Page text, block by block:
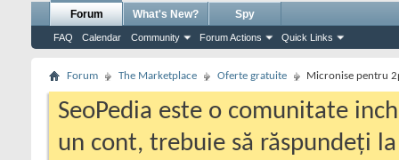
Forum
FAQ Calendar Community Forum Actions Quick Links
What's New? Spy
Forum The Marketplace Oferte gratuite Micronise pentru
SeoPedia este o comunitate
un cont, trebuie să răspundeți